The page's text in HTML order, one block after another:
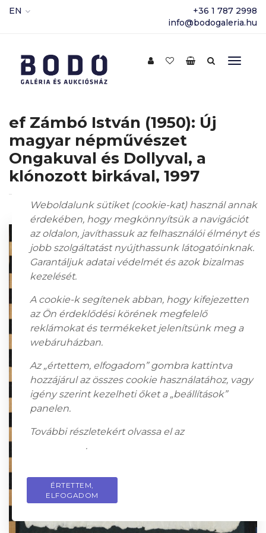
EN
+36 1 787 2998
info@bodogaleria.hu
ef Zámbó István (1950): Új
magyar népművészet
Ongakuval és Dollyval, a
klónozott birkával, 1997
Weboldalunk sütiket (cookie-kat) használ annak
érdekében, hogy megkönnyítsük a navigációt
az oldalon, javíthassuk az felhasználói élményt és
jobb szolgáltatást nyújthassunk látogatóinknak.
Garantáljuk adatai védelmét és azok bizalmas
kezelését.
A cookie-k segítenek abban, hogy kifejezetten
az Ön érdeklődési körének megfelelő
reklámokat és termékeket jelenítsünk meg a
webáruházban.
Az „értettem, elfogadom” gombra kattintva
hozzájárul az összes cookie használatához, vagy
igény szerint kezelheti őket a „beállítások”
panelen.
További részletekért olvassa el az
.
ÉRTETTEM,
ELFOGADOM